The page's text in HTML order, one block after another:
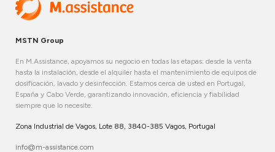
MSTN Group
En M.Assistance, apoyamos su negocio en todas las etapas: desde la venta
hasta la instalación, desde el alquiler hasta el mantenimiento de equipos de
dosificación, lavado y desinfección. Estamos cerca de usted en Portugal,
España y Cabo Verde, garantizando innovación, eficiencia y fiabilidad
siempre que lo necesite.
Zona Industrial de Vagos, Lote 88, 3840-385 Vagos, Portugal
info@m-assistance.com